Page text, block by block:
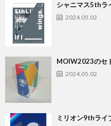
シャニマス5thラ
2024.05.02
MOIW2023のセ
2024.05.02
ミリオン9thライ